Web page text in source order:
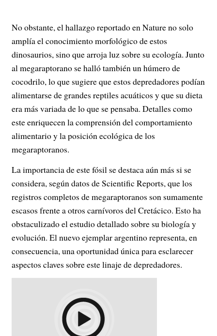
No obstante, el hallazgo reportado en Nature no solo
amplía el conocimiento morfológico de estos
dinosaurios, sino que arroja luz sobre su ecología. Junto
al megaraptorano se halló también un húmero de
cocodrilo, lo que sugiere que estos depredadores podían
alimentarse de grandes reptiles acuáticos y que su dieta
era más variada de lo que se pensaba. Detalles como
este enriquecen la comprensión del comportamiento
alimentario y la posición ecológica de los
megaraptoranos.
La importancia de este fósil se destaca aún más si se
considera, según datos de Scientific Reports, que los
registros completos de megaraptoranos son sumamente
escasos frente a otros carnívoros del Cretácico. Esto ha
obstaculizado el estudio detallado sobre su biología y
evolución. El nuevo ejemplar argentino representa, en
consecuencia, una oportunidad única para esclarecer
aspectos claves sobre este linaje de depredadores.